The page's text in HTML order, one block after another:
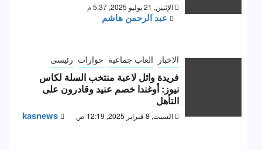
الإثنين, 21 يوليو 2025, 5:37 م
عبد الرحمن هاشم
الاخبار العاب جماعية حوارات رئيسى
فريدة وائل لاعبة منتخب السلة لكاس
نيوز: أوغندا خصم عنيد وقادرون على
التأهل
السبت, 8 فبراير 2025, 12:19 ص kasnews